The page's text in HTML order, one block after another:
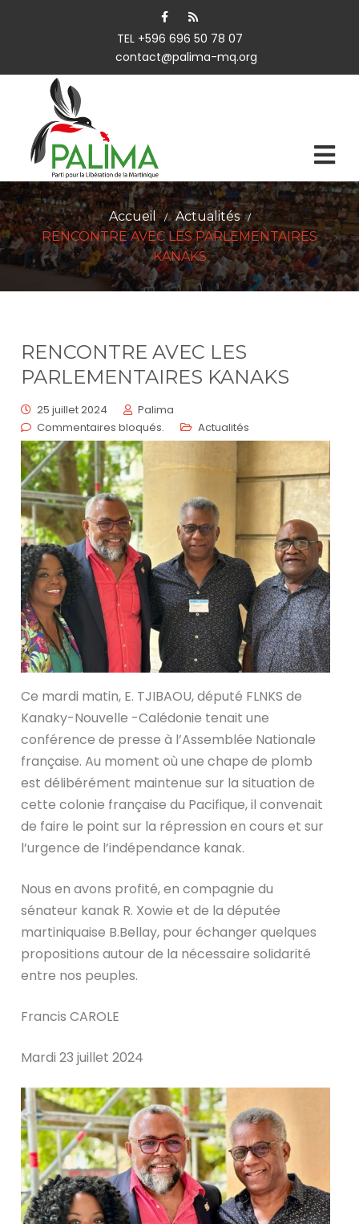
TEL +596 696 50 78 07
contact@palima-mq.org
Accueil / Actualités /
RENCONTRE AVEC LES PARLEMENTAIRES
KANAKS
RENCONTRE AVEC LES
PARLEMENTAIRES KANAKS
25 juillet 2024
Palima
Commentaires bloqués.
Actualités
Ce mardi matin, E. TJIBAOU, député FLNKS de
Kanaky-Nouvelle -Calédonie tenait une
conférence de presse à l’Assemblée Nationale
française. Au moment où une chape de plomb
est délibérément maintenue sur la situation de
cette colonie française du Pacifique, il convenait
de faire le point sur la répression en cours et sur
l’urgence de l’indépendance kanak.
Nous en avons profité, en compagnie du
sénateur kanak R. Xowie et de la députée
martiniquaise B.Bellay, pour échanger quelques
propositions autour de la nécessaire solidarité
entre nos peuples.
Francis CAROLE
Mardi 23 juillet 2024